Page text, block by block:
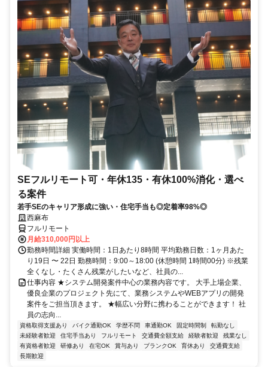
SEフルリモート可・年休135・有休100%消化・選べ
る案件
若手SEのキャリア形成に強い・住宅手当も◎定着率98%◎
西麻布
フルリモート
月給310,000円以上
勤務時間詳細 実働時間：1日あたり8時間 平均勤務日数：1ヶ月あた
り19日 〜 22日 勤務時間：9:00～18:00 (休憩時間 1時間00分) ※残業
全くなし・たくさん残業がしたいなど、社員の...
仕事内容 ★システム開発案件中心の業務内容です。 大手上場企業、
優良企業のプロジェクト先にて、業務システムやWEBアプリの開発
案件をご担当頂きます。 ★幅広い分野に携わることができます！ 社
員の志向...
資格取得支援あり バイク通勤OK 学歴不問 車通勤OK 固定時間制
転勤なし
未経験者歓迎
住宅手当あり フルリモート 交通費全額支給 経験者歓迎
残業なし
有資格者歓迎
研修あり 在宅OK 賞与あり ブランクOK 育休あり
交通費支給
長期歓迎